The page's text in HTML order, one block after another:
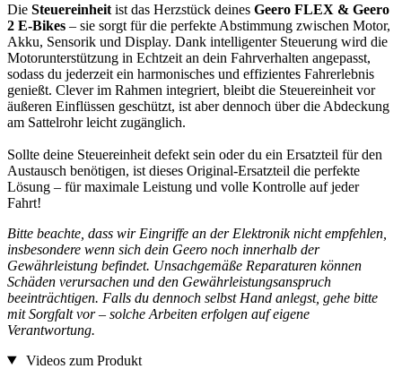
Die Steuereinheit ist das Herzstück deines Geero FLEX & Geero
2 E-Bikes – sie sorgt für die perfekte Abstimmung zwischen Motor,
Akku, Sensorik und Display. Dank intelligenter Steuerung wird die
Motorunterstützung in Echtzeit an dein Fahrverhalten angepasst,
sodass du jederzeit ein harmonisches und effizientes Fahrerlebnis
genießt. Clever im Rahmen integriert, bleibt die Steuereinheit vor
äußeren Einflüssen geschützt, ist aber dennoch über die Abdeckung
am Sattelrohr leicht zugänglich.
Sollte deine Steuereinheit defekt sein oder du ein Ersatzteil für den
Austausch benötigen, ist dieses Original-Ersatzteil die perfekte
Lösung – für maximale Leistung und volle Kontrolle auf jeder
Fahrt!
Bitte beachte, dass wir Eingriffe an der Elektronik nicht empfehlen,
insbesondere wenn sich dein Geero noch innerhalb der
Gewährleistung befindet. Unsachgemäße Reparaturen können
Schäden verursachen und den Gewährleistungsanspruch
beeinträchtigen. Falls du dennoch selbst Hand anlegst, gehe bitte
mit Sorgfalt vor – solche Arbeiten erfolgen auf eigene
Verantwortung.
Videos zum Produkt